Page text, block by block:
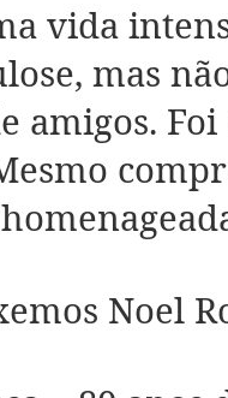
vida
mas
amigos.
Noel